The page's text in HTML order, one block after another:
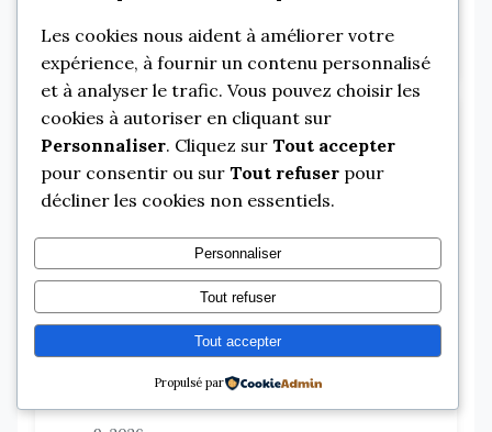
réserve bien des surprises. En effet, cet outil...
HIGH-TECH
Comment choisir un disque dur
Les cookies nous aident à améliorer votre
expérience, à fournir un contenu personnalisé
et à analyser le trafic. Vous pouvez choisir les
cookies à autoriser en cliquant sur
Personnaliser. Cliquez sur Tout accepter
pour consentir ou sur Tout refuser pour
décliner les cookies non essentiels.
Personnaliser
Tout refuser
Tout accepter
Propulsé par